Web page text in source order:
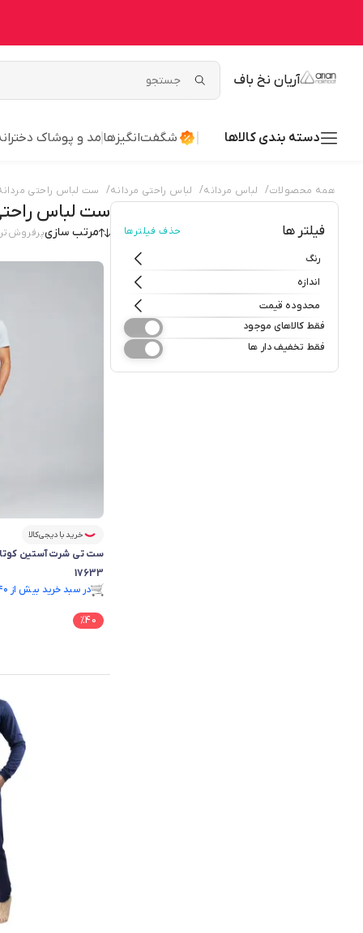
آریان نخ باف
دسته بندی کالاها شگفت‌انگیزها مد و پوشاک
همه محصولات/ لباس مردانه/ لباس راحتی مردانه/ ست لباس راحتی
فیلتر ها حذف فیلترها
رنگ
اندازه
محدوده قیمت
فقط کالاهای موجود
فقط تخفیف دار ها
ست لباس
مرتب سازی
خرید با دیجی‌کالا
ست تی شرت آستین
17633
فقط ۱ عدد در انبار موجود است.
در سبد خرید بیش از ۴۰ نفر.
%40